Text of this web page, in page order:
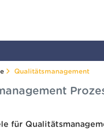
Qualitätsmanagement
für